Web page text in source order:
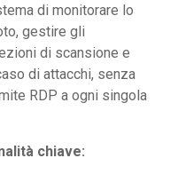
di monitorare lo
gestire gli
di scansione e
di attacchi, senza
RDP a ogni singola
chiave: